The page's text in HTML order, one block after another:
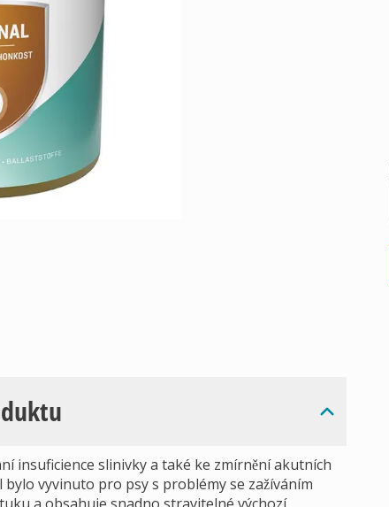
insuficience slinivky a také ke zmírnění akutních
vyvinuto pro psy s problémy se zažíváním